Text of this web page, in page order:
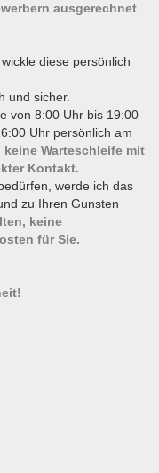
ausgerechnet
diese persönlich
und sicher.
von 8:00 Uhr bis 19:00
Uhr persönlich am
keine Warteschleife mit
Kontakt.
werde ich das
zu Ihren Gunsten
keine
für Sie.